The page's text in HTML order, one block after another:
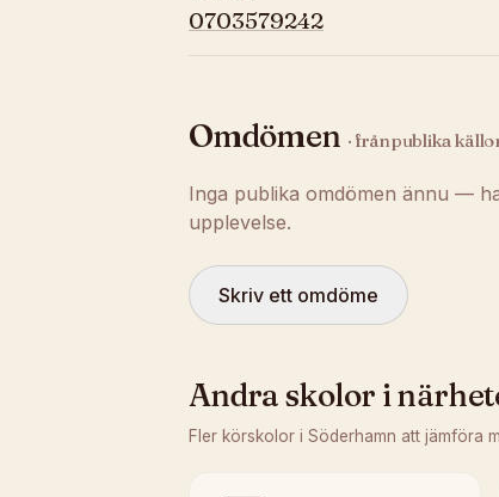
0703579242
Omdömen · från publika
Inga publika omdömen ännu —
upplevelse.
Skriv ett omdöme
Andra skolor i
Fler körskolor i Söderhamn att jämföra